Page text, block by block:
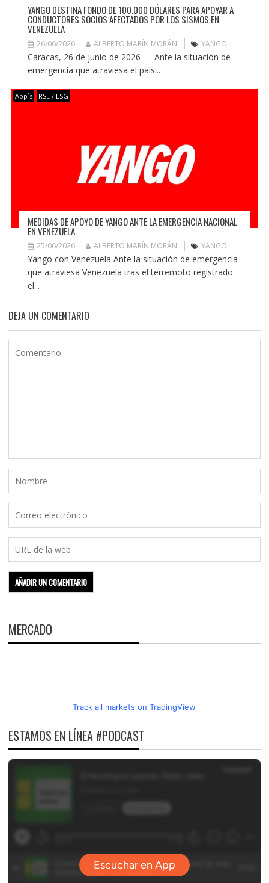
YANGO DESTINA FONDO DE 100.000 DÓLARES PARA APOYAR A
CONDUCTORES SOCIOS AFECTADOS POR LOS SISMOS EN
VENEZUELA
26/06/2026 ALBERTO MARÍN MORÁN YANGO
Caracas, 26 de junio de 2026 — Ante la situación de
emergencia que atraviesa el país...
App´s RSE / ESG
MEDIDAS DE APOYO DE YANGO ANTE LA EMERGENCIA NACIONAL
EN VENEZUELA
25/06/2026 ALBERTO MARÍN MORÁN YANGO
Yango con Venezuela Ante la situación de emergencia
que atraviesa Venezuela tras el terremoto registrado
el...
DEJA UN COMENTARIO
MERCADO
Track all markets on TradingView
ESTAMOS EN LÍNEA #PODCAST